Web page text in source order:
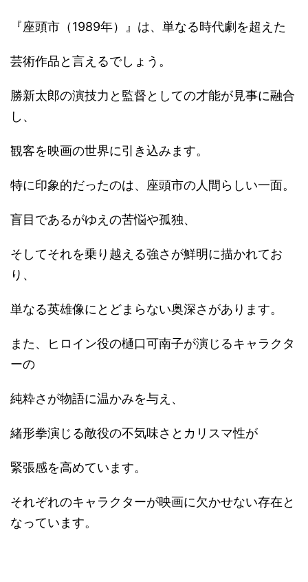
『座頭市（1989年）』は、単なる時代劇を超えた
芸術作品と言えるでしょう。
勝新太郎の演技力と監督としての才能が見事に融合
し、
観客を映画の世界に引き込みます。
特に印象的だったのは、座頭市の人間らしい一面。
盲目であるがゆえの苦悩や孤独、
そしてそれを乗り越える強さが鮮明に描かれてお
り、
単なる英雄像にとどまらない奥深さがあります。
また、ヒロイン役の樋口可南子が演じるキャラクタ
ーの
純粋さが物語に温かみを与え、
緒形拳演じる敵役の不気味さとカリスマ性が
緊張感を高めています。
それぞれのキャラクターが映画に欠かせない存在と
なっています。